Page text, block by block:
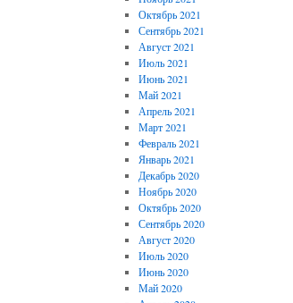
Октябрь 2021
Сентябрь 2021
Август 2021
Июль 2021
Июнь 2021
Май 2021
Апрель 2021
Март 2021
Февраль 2021
Январь 2021
Декабрь 2020
Ноябрь 2020
Октябрь 2020
Сентябрь 2020
Август 2020
Июль 2020
Июнь 2020
Май 2020